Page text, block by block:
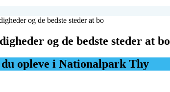
og de bedste steder at bo
og de bedste steder at bo
opleve i Nationalpark Thy